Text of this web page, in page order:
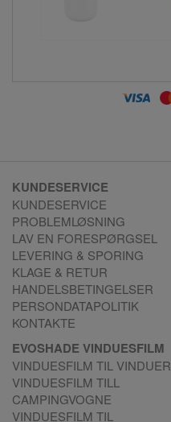
KUNDESERVICE
KUNDESERVICE
PROBLEMLØSNING
LAV EN FORESPØRGSEL
LEVERING & SPORING
KLAGE & RETUR
HANDELSBETINGELSER
PERSONDATAPOLITIK
KONTAKTE
EVOSHADE VINDUESFILM
VINDUESFILM TIL VINDUER
VINDUESFILM TILL
CAMPINGVOGNE
VINDUESFILM TIL